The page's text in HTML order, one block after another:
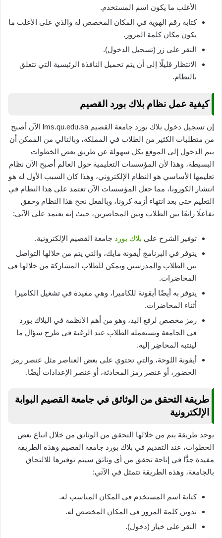
الأغلب ما يكون اسم المستخدم.
كتابة رقم الهوية في المكان المخصص له والذي على الأغلب ما
يكون مكان كلمة المرور.
النقر على زر (تسجيل الدخول).
الانتظار قليلًا إلى أن يتم تحميل النافذة الرئيسية التي تتعلق
بالنظام.
كيفية عمل نظام بلاك بورد القصيم
إن تسجيل دخول بلاك بورد جامعة القصيم lms.qu.edu.sa الآن أصبح
من متطلبات الكثير من الطلاب في المملكة، وبالتالي من الممكن أن
يتم الدخول إلى الموقع بكل سهولة عن طريق بعض الخطوات
البسيطة، وهذا لأن المؤسسات التعليمية حول العالم أصبح الآن نظام
تعليمها الأساسي هو النظام الإلكتروني، وهذا كان السبب الأول له هو
انتشار الكورونا، مما جعل المؤسسات الآن تعتمد على هذا النظام في
التعليم حتى بعد انتهاء أزمة كرونا، وبالفعل نجح هذا النظام وحقق
تفاعلًا رائعًا بين الطلاب وبين المحاضرين، حيث إنه يعتمد على الآتي:
توفير الشرح على بلاك بورد جامعة القصيم الإلكترونية.
يتوفر في البرنامج أيقونة مايك، والتي يتم من خلالها التواصل
بين الطلاب والمدرسين ويمكن للطلاب المشاركة من خلالها في
المحاضرات.
يتوفر به أيضًا أيقونة للكاميرا، وهي مفيدة في تشغيل الكاميرا
أثناء المحاضرات.
رمز مخصص لرفع اليد، وهو من أهم الأنظمة في البلاك بورد
في الجامعة ويستعمله الطلاب عند الرغبة في طرح سؤال ما
لينتبه المحاضِر إليه.
أيقونة اللوحة، والتي تحتوي على بعض العناصر مثل عنصر رمز
الحضور، أو عنصر رمز المحادثة، أو عنصر الإعدادات أيضًا.
طريقة التحقق من الوثائق في جامعة القصيم البوابة
الإلكترونية
يوجد طريقة يتم من خلالها التحقق من الوثائق من خلال اتباع بعض
الخطوات، عند التقديم في بلاك بورد جامعة القصيم وهذه الطريقة
مفيدة جدًّا في إتاحة تحقق من أي وثائق سيتم توفيرها للالتحاق
بالجامعة، وهذه الطريقة تتمثل في الآتي:
كتابة اسم المستخدم في المكان المناسب له.
تدوين كلمة المرور في المكان المخصص له.
النقر على خيار (دخول).